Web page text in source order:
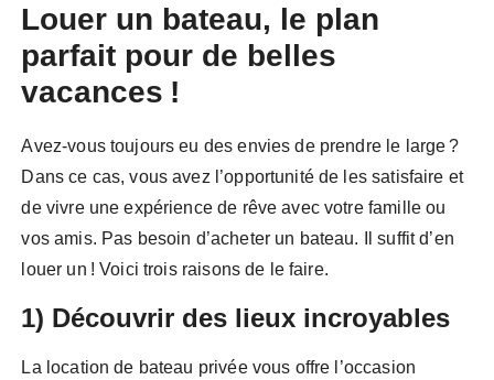
Louer un bateau, le plan
parfait pour de belles
vacances !
Avez-vous toujours eu des envies de prendre le large ?
Dans ce cas, vous avez l’opportunité de les satisfaire et
de vivre une expérience de rêve avec votre famille ou
vos amis. Pas besoin d’acheter un bateau. Il suffit d’en
louer un ! Voici trois raisons de le faire.
1) Découvrir des lieux incroyables
La location de bateau privée vous offre l’occasion